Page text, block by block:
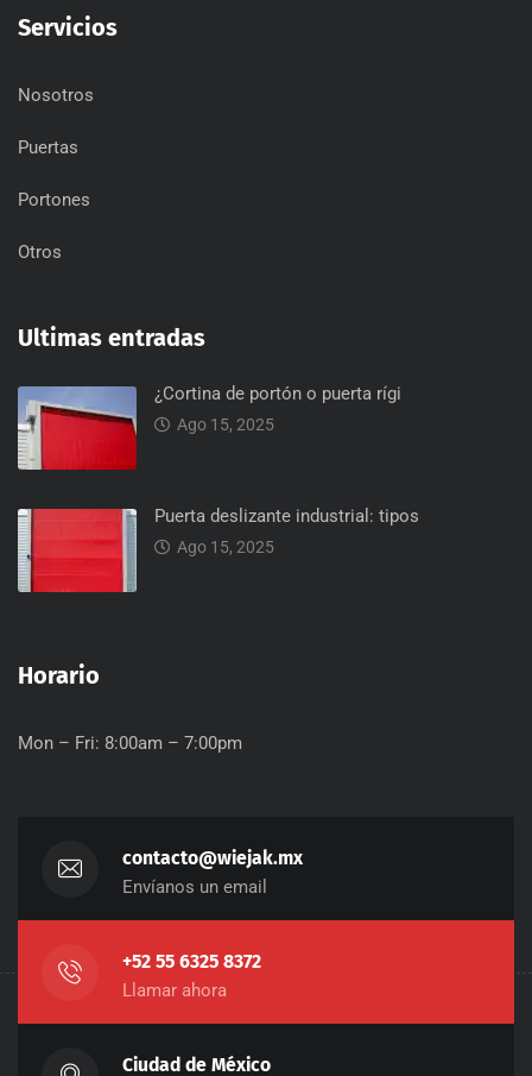
Servicios
Nosotros
Puertas
Portones
Otros
Ultimas entradas
¿Cortina de portón o puerta rígi
Ago 15, 2025
Puerta deslizante industrial: tipos
Ago 15, 2025
Horario
Mon – Fri: 8:00am – 7:00pm
contacto@wiejak.mx
Envíanos un email
+52 55 6325 8372
Llamar ahora
Ciudad de México